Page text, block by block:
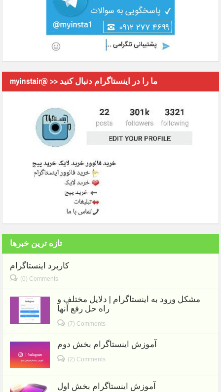
myinstair@ >> ما را در اینستاگرام دنبال کنید
تازه ترین خبرها
کاربرد اینستاگرام
(0) Comments
مشکل ورود به اینستاگرام | دلایل مختلف و
راه حل رفع آنها
(7) Comments
آموزش اینستاگرام بخش دوم
(2) Comments
آموزش اینستاگرام بخش اول